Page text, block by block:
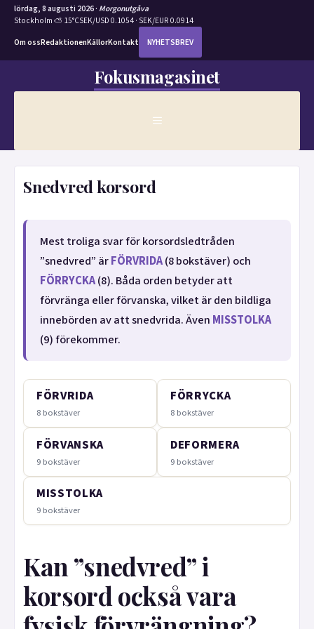
lördag, 8 augusti 2026 · Morgonutgåva
Stockholm ⛅ 15°CSEK/USD 0.1054 · SEK/EUR 0.0914
Om ossRedaktionenKällorKontakt NYHETSBREV
Fokusmagasinet
MENY
Snedvred korsord
Mest troliga svar för korsordsledtråden
”snedvred” ärFÖRVRIDA(8 bokstäver) och
FÖRRYCKA(8). Båda orden betyder att
förvränga eller förvanska, vilket är den bildliga
innebörden av att snedvrida. Även MISSTOLKA
(9) förekommer.
FÖRVRIDA
8 bokstäver
FÖRRYCKA
8 bokstäver
FÖRVANSKA
9 bokstäver
DEFORMERA
9 bokstäver
MISSTOLKA
9 bokstäver
Kan ”snedvred” i
korsord också vara